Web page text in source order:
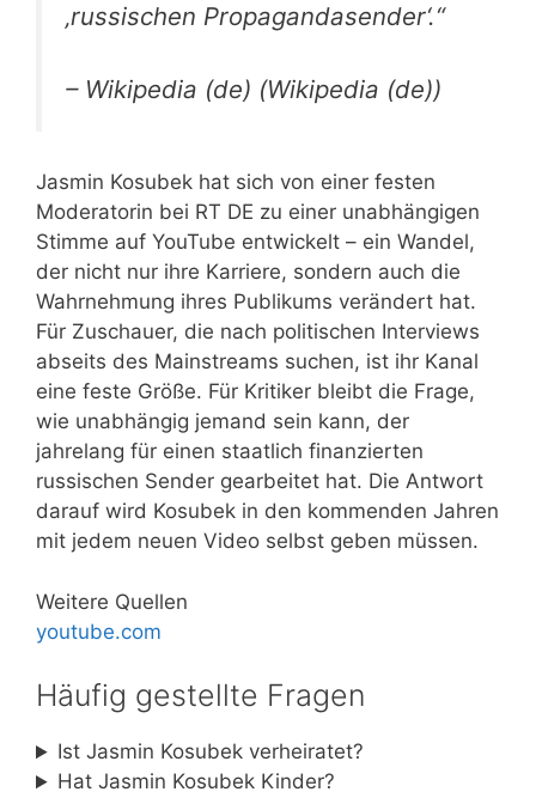
‚russischen Propagandasender‘.“
– Wikipedia (de) (Wikipedia (de))
Jasmin Kosubek hat sich von einer festen
Moderatorin bei RT DE zu einer unabhängigen
Stimme auf YouTube entwickelt – ein Wandel,
der nicht nur ihre Karriere, sondern auch die
Wahrnehmung ihres Publikums verändert hat.
Für Zuschauer, die nach politischen Interviews
abseits des Mainstreams suchen, ist ihr Kanal
eine feste Größe. Für Kritiker bleibt die Frage,
wie unabhängig jemand sein kann, der
jahrelang für einen staatlich finanzierten
russischen Sender gearbeitet hat. Die Antwort
darauf wird Kosubek in den kommenden Jahren
mit jedem neuen Video selbst geben müssen.
Weitere Quellen
youtube.com
Häufig gestellte Fragen
Ist Jasmin Kosubek verheiratet?
Hat Jasmin Kosubek Kinder?